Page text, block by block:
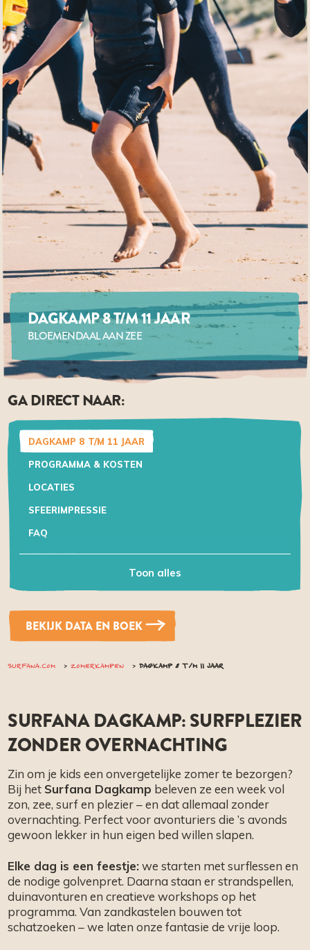
DAGKAMP 8 T/M 11 JAAR
BLOEMENDAAL AAN ZEE
GA DIRECT NAAR:
DAGKAMP 8 T/M 11 JAAR
PROGRAMMA & KOSTEN
LOCATIES
SFEERIMPRESSIE
FAQ
CONTACT
Toon alles
BEKIJK DATA EN BOEK
SURFANA.COM ZOMERKAMPEN DAGKAMP 8 T/M 11 JAAR
SURFANA DAGKAMP: SURFPLEZIER
ZONDER OVERNACHTING
Zin om je kids een onvergetelijke zomer te bezorgen?
Bij het Surfana Dagkamp beleven ze een week vol
zon, zee, surf en plezier – en dat allemaal zonder
overnachting. Perfect voor avonturiers die ’s avonds
gewoon lekker in hun eigen bed willen slapen.
Elke dag is een feestje:we starten met surflessen en
de nodige golvenpret. Daarna staan er strandspellen,
duinavonturen en creatieve workshops op het
programma. Van zandkastelen bouwen tot
schatzoeken – we laten onze fantasie de vrije loop.